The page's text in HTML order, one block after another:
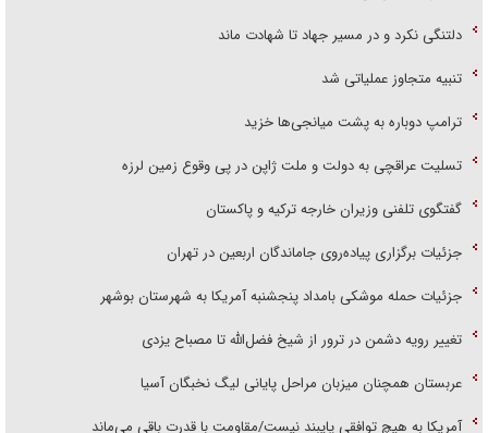
دلتنگی نکرد و در مسیر جهاد تا شهادت ماند
تنبیه متجاوز عملیاتی شد
ترامپ دوباره به پشت میانجی‌ها خزید
تسلیت عراقچی به دولت و ملت ژاپن در پی وقوع زمین لرزه
گفتگوی تلفنی وزیران خارجه ترکیه و پاکستان
جزئیات برگزاری پیاده‌روی جاماندگان اربعین در تهران
جزئیات حمله موشکی بامداد پنجشنبه آمریکا به شهرستان بوشهر
تغییر رویه دشمن در ترور از شیخ فضل‌الله تا مصباح یزدی
عربستان همچنان میزبان مراحل پایانی لیگ نخبگان آسیا
آمریکا به هیچ توافقی پایبند نیست/مقاومت با قدرت باقی می‌ماند